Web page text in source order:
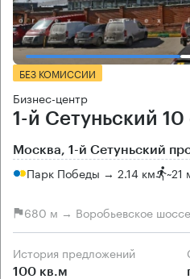
БЕЗ КОМИССИИ
Бизнес-центр
1-й Сетуньский 10
Москва, 1-й Сетуньский
Парк Победы → 2.14 км ~21
680 м → Воробьевское шоссе
История предложений
100 кв.м